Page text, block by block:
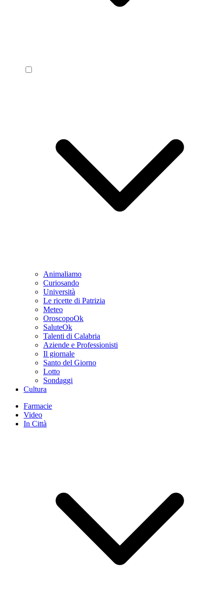
Animaliamo
Curiosando
Università
Le ricette di Patrizia
Meteo
OroscopoOk
SaluteOk
Talenti di Calabria
Aziende e Professionisti
Il giornale
Santo del Giorno
Lotto
Sondaggi
Cultura
Farmacie
Video
In Città